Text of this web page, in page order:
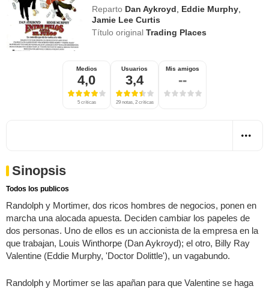
Reparto Dan Aykroyd Eddie Murphy
Jamie Lee Curtis
Título originalTrading Places
Medios
4,0
5 críticas
Usuarios
3,4
29 notas, 2 críticas
Mis amigos
--
Sinopsis
Todos los publicos
Randolph y Mortimer, dos ricos hombres de negocios, ponen en
marcha una alocada apuesta. Deciden cambiar los papeles de
dos personas. Uno de ellos es un accionista de la empresa en la
que trabajan, Louis Winthorpe (Dan Aykroyd); el otro, Billy Ray
Valentine (Eddie Murphy, 'Doctor Dolittle'), un vagabundo.
Randolph y Mortimer se las apañan para que Valentine se haga